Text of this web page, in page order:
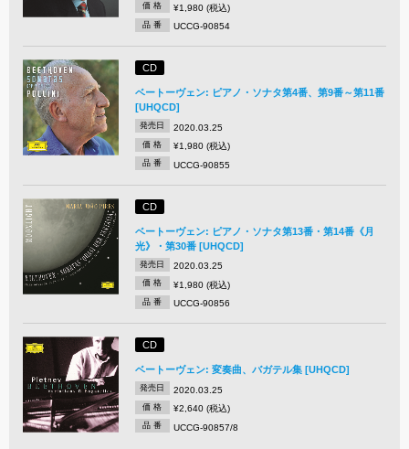
価 格 ¥1,980 (税込)
品 番 UCCG-90854
CD
ベートーヴェン: ピアノ・ソナタ第4番、第9番～第11番
[UHQCD]
発売日 2020.03.25
価 格 ¥1,980 (税込)
品 番 UCCG-90855
CD
ベートーヴェン: ピアノ・ソナタ第13番・第14番《月
光》・第30番 [UHQCD]
発売日 2020.03.25
価 格 ¥1,980 (税込)
品 番 UCCG-90856
CD
ベートーヴェン: 変奏曲、バガテル集 [UHQCD]
発売日 2020.03.25
価 格 ¥2,640 (税込)
品 番 UCCG-90857/8